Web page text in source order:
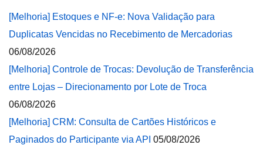
[Melhoria] Estoques e NF-e: Nova Validação para
Duplicatas Vencidas no Recebimento de Mercadorias
06/08/2026
[Melhoria] Controle de Trocas: Devolução de Transferência
entre Lojas – Direcionamento por Lote de Troca
06/08/2026
[Melhoria] CRM: Consulta de Cartões Históricos e
Paginados do Participante via API 05/08/2026